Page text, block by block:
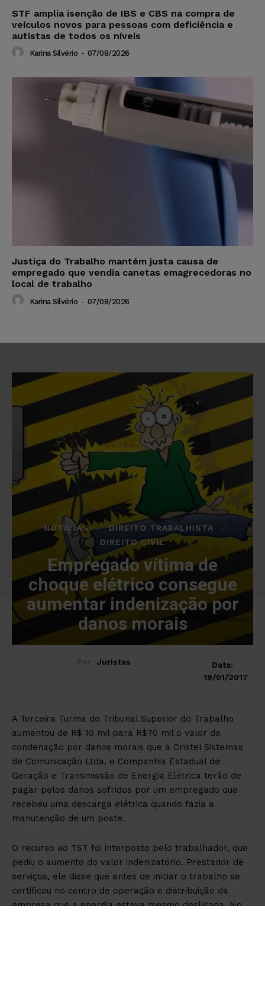
STF amplia isenção de IBS e CBS na compra de
veículos novos para pessoas com deficiência e
autistas de todos os níveis
Karina Silvério - 07/08/2026
Justiça do Trabalho mantém justa causa de
empregado que vendia canetas emagrecedoras no
local de trabalho
Karina Silvério - 07/08/2026